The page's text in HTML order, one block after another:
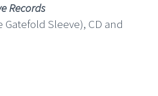
Records
Gatefold Sleeve), CD and